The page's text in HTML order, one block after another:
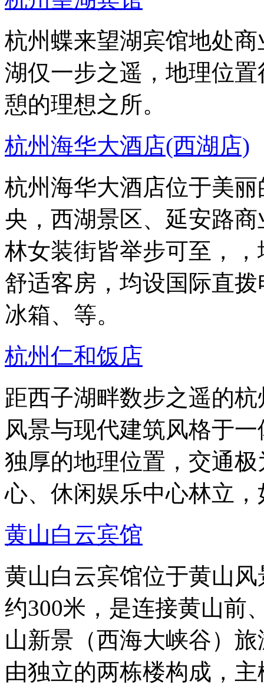
杭州蝶来望湖宾馆地处
湖仅一步之遥，地理位
憩的理想之所。
杭州海华大酒店(西湖店)
杭州海华大酒店位于美
央，西湖景区、延安路
林女装街皆举步可至，
舒适客房，均设国际直
冰箱、等。
杭州仁和饭店
距西子湖畔数步之遥的
风景与现代建筑风格于
独厚的地理位置，交通
心、休闲娱乐中心林立
黄山白云宾馆
黄山白云宾馆位于黄山
约300米，是连接黄山前
山新景（西海大峡谷）
由独立的两栋楼构成，